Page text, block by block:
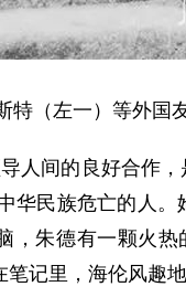
特（左一）等外国
间的良好合作，
民族危亡的人。
，朱德有一颗火
记里，海伦风趣